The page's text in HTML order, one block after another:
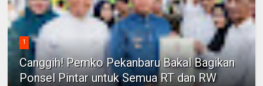
1
Canggih! Pemko Pekanbaru Bakal Bagikan
Ponsel Pintar untuk Semua RT dan RW